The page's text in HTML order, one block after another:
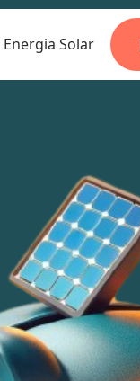
Energia Solar